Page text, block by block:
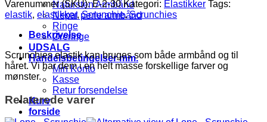
Natursten Armbånd
Nepal perle armbånd
Ringe
Øreringe
UDSALG
Handelsbetingelser mm.
Min Konto
Kasse
Retur forsendelse
Kurv
forside
Varenummer (SKU):E-2-30 Kategori: Elastikker Tags:
elastik, elastikker,Scrunchie,Scrunchies
Beskrivelse
Scrunchies elastik kan bruges som både armbånd og til
håret. Vi har dem i en helt masse forskellige farver og
mønster.
Relaterede varer